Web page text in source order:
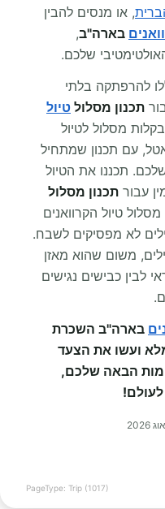
, או מנסים להבין
בארה"ב,
שלכם.
להרפתקה בלתי
תכנון מסלול טיול
מסלול לטיול
עם תכנון שמתחיל
תכננו את הטיול
עבור תכנון מסלול
מסלול טיול הקרוואנים
לא מפסיקים לשבח.
משום שהוא מאזן
לבין כבישים נגישים
בארה"ב השכרת
ועשו את הצעד
הבאה שלכם,
PageType: Trip (1017)